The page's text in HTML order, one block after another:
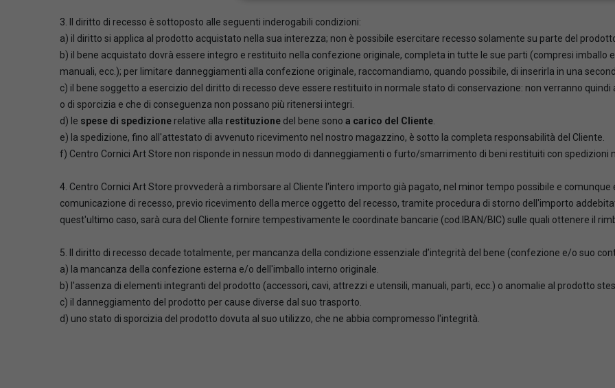
3. Il diritto di recesso è sottoposto alle seguenti inderogabili condizioni:
a) il diritto si applica al prodotto acquistato nella sua interezza; non è possibile esercitare recesso solamente su parte del
b) il bene acquistato dovrà essere integro e restituito nella confezione originale, completa in tutte le sue parti (compresi imballo
manuali, ecc.); per limitare danneggiamenti alla confezione originale, raccomandiamo, quando possibile, di inserirla in una
c) il bene soggetto a esercizio del diritto di recesso deve essere restituito in normale stato di conservazione: non verranno
o di sporcizia e che di conseguenza non possano più ritenersi integri.
d) le spese di spedizione relative alla restituzione del bene sono a carico del Cliente
e) la spedizione, fino all'attestato di avvenuto ricevimento nel nostro magazzino, è sotto la completa responsabilità del Cliente.
f) Centro Cornici Art Store non risponde in nessun modo di danneggiamenti o furto/smarrimento di beni restituiti con spedizioni
4. Centro Cornici Art Store provvederà a rimborsare al Cliente l'intero importo già pagato, nel minor tempo possibile e
comunicazione di recesso, previo ricevimento della merce oggetto del recesso, tramite procedura di storno dell'importo
quest'ultimo caso, sarà cura del Cliente fornire tempestivamente le coordinate bancarie (cod.IBAN/BIC) sulle quali ottenere il
5. Il diritto di recesso decade totalmente, per mancanza della condizione essenziale d’integrità del bene (confezione e/o suo
a) la mancanza della confezione esterna e/o dell'imballo interno originale.
b) l'assenza di elementi integranti del prodotto (accessori, cavi, attrezzi e utensili, manuali, parti, ecc.) o anomalie al prodotto
c) il danneggiamento del prodotto per cause diverse dal suo trasporto.
d) uno stato di sporcizia del prodotto dovuta al suo utilizzo, che ne abbia compromesso l'integrità.